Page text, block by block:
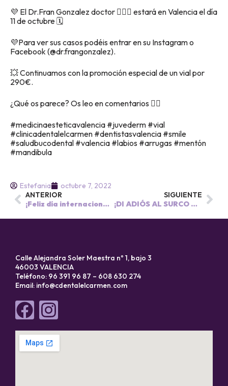
💜 El Dr.Fran Gonzalez doctor 👨🏻‍⚕️ estará en Valencia el día
11 de octubre 🗓
💜Para ver sus casos podéis entrar en su Instagram o
Facebook (@dr.frangonzalez).
💥 Continuamos con la promoción especial de un vial por
290€.
¿Qué os parece? Os leo en comentarios 👇🏽
#medicinaesteticavalencia #juvederm #vial
#clinicadentalelcarmen #dentistasvalencia #smile
#saludbucodental #valencia #labios #arrugas #mentón
#mandibula
Estefania
octubre 7, 2022
ANTERIOR
¡Feliz día internacional de la sonrisa!😃
SIGUIENTE
¡DI ADIÓS AL SURCO NASOGENIANO! 🤩
Calle Alejandra Soler Maestra nº 1, bajo 3
46003 VALENCIA
Teléfono: 96 391 96 87 – 608 630 274
Email: info@cdentalelcarmen.com